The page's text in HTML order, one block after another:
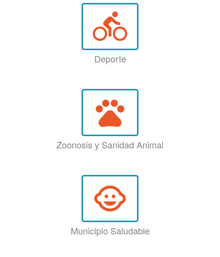
directions_bike
Deporte
pets
Zoonosis y Sanidad Animal
child_care
Municipio Saludable